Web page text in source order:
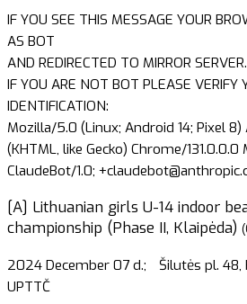
IF YOU SEE THIS MESSAGE YOUR
AS BOT
AND REDIRECTED TO MIRROR SERVER.
IF YOU ARE NOT BOT PLEASE VERIFY
IDENTIFICATION:
Mozilla/5.0 (Linux; Android 14; Pixel
(KHTML, like Gecko) Chrome/
ClaudeBot/1.0;
[A] Lithuanian girls U-14 indoor
championship (Phase II, Klaipėda)
2024 December 07 d.; Šilutės pl. 48,
UPTTČ